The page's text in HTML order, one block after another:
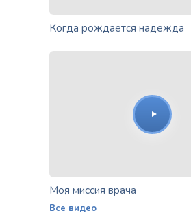
Когда рождается надежда
Моя миссия врача
Все видео